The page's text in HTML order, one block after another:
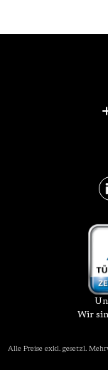
Wir
Alle Preise exkl. gesetzl.